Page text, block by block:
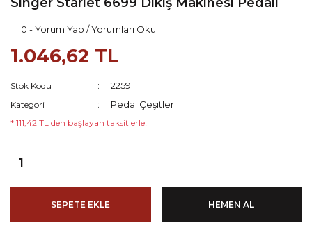
0 - Yorum Yap / Yorumları Oku
1.046,62 TL
Stok Kodu 2259
Kategori Pedal Çeşitleri
* 111,42 TL den başlayan taksitlerle!
SEPETE EKLE HEMEN AL